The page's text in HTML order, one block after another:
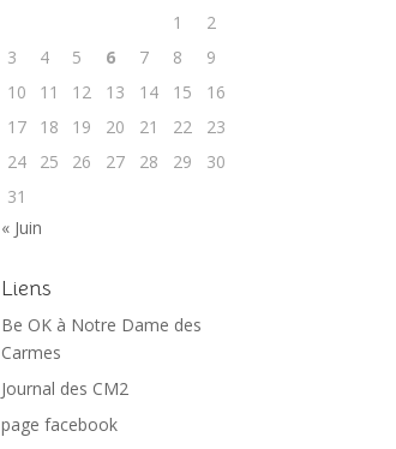
1
2
3
4 5 6 7 8
9
10
11 12 13 14 15
16
17
18 19 20 21 22
23
24
25 26 27 28 29
30
31
« Juin
Liens
Be OK à Notre Dame des
Carmes
Journal des CM2
page facebook